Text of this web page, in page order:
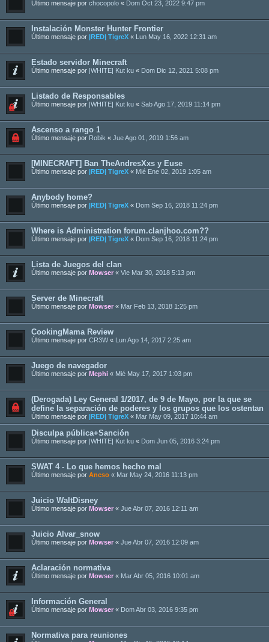
Último mensaje por chocopolo « Dom Oct 23, 2022 9:47 pm
Instalación Monster Hunter Frontier
Último mensaje por |RED| TigreX « Lun May 16, 2022 12:31 am
Estado servidor Minecraft
Último mensaje por |WHITE| Kut ku « Dom Dic 12, 2021 5:08 pm
Listado de Responsables
Último mensaje por |WHITE| Kut ku « Sab Ago 17, 2019 11:14 pm
Ascenso a rango 1
Último mensaje por Robik « Jue Ago 01, 2019 1:56 am
[MINECRAFT] Ban TheAndresXxs y Euse
Último mensaje por |RED| TigreX « Mié Ene 02, 2019 1:05 am
Anybody home?
Último mensaje por |RED| TigreX « Dom Sep 16, 2018 11:24 pm
Where is Administration forum.clanjhoo.com??
Último mensaje por |RED| TigreX « Dom Sep 16, 2018 11:24 pm
Lista de Juegos del clan
Último mensaje por Mowser « Vie Mar 30, 2018 5:13 pm
Server de Minecraft
Último mensaje por Mowser « Mar Feb 13, 2018 1:25 pm
CookingMama Review
Último mensaje por CR3W« Lun Ago 14, 2017 2:25 am
Juego de navegador
Último mensaje por Mephi « Mié May 17, 2017 1:03 pm
(Derogada) Ley General 1/2017, de 9 de Mayo, por la que se
define la separación de poderes y los grupos que los ostentan
Último mensaje por |RED| TigreX « Mar May 09, 2017 10:44 am
Disculpa pública+Sanción
Último mensaje por |WHITE| Kut ku « Dom Jun 05, 2016 3:24 pm
SWAT 4 - Lo que hemos hecho mal
Último mensaje por Ancso « Mar May 24, 2016 11:13 pm
Juicio WaltDisney
Último mensaje por Mowser « Jue Abr 07, 2016 12:11 am
Juicio Alvar_snow
Último mensaje por Mowser « Jue Abr 07, 2016 12:09 am
Aclaración normativa
Último mensaje por Mowser « Mar Abr 05, 2016 10:01 am
Información General
Último mensaje por Mowser « Dom Abr 03, 2016 9:35 pm
Normativa para reuniones